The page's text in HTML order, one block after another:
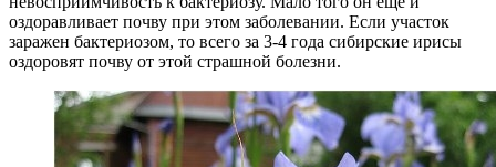
оздоравливает почву при этом заболевании. Если участок
заражен бактериозом, то всего за 3-4 года сибирские ирисы
оздоровят почву от этой страшной болезни.